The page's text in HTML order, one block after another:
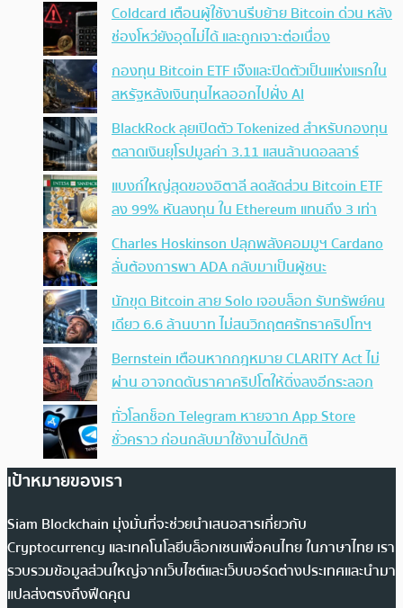
Coldcard เตือนผู้ใช้งานรีบย้าย Bitcoin ด่วน หลัง
ช่องโหว่ยังอุดไม่ได้ และถูกเจาะต่อเนื่อง
กองทุน Bitcoin ETF เจ๊งและปิดตัวเป็นแห่งแรกใน
สหรัฐหลังเงินทุนไหลออกไปฝั่ง AI
BlackRock ลุยเปิดตัว Tokenized สำหรับกองทุน
ตลาดเงินยุโรปมูลค่า 3.11 แสนล้านดอลลาร์
แบงก์ใหญ่สุดของอิตาลี ลดสัดส่วน Bitcoin ETF
ลง 99% หันลงทุน ใน Ethereum แทนถึง 3 เท่า
Charles Hoskinson ปลุกพลังคอมมูฯ Cardano
ลั่นต้องการพา ADA กลับมาเป็นผู้ชนะ
นักขุด Bitcoin สาย Solo เจอบล็อก รับทรัพย์คน
เดียว 6.6 ล้านบาท ไม่สนวิกฤตศรัทธาคริปโทฯ
Bernstein เตือนหากกฎหมาย CLARITY Act ไม่
ผ่าน อาจกดดันราคาคริปโตให้ดิ่งลงอีกระลอก
ทั่วโลกช็อก Telegram หายจาก App Store
ชั่วคราว ก่อนกลับมาใช้งานได้ปกติ
เป้าหมายของเรา
Siam Blockchain มุ่งมั่นที่จะช่วยนำเสนอสารเกี่ยวกับ
Cryptocurrency และเทคโนโลยีบล็อกเชนเพื่อคนไทย ในภาษาไทย เรา
รวบรวมข้อมูลส่วนใหญ่จากเว็บไซต์และเว็บบอร์ดต่างประเทศและนำมา
แปลส่งตรงถึงฟีดคุณ